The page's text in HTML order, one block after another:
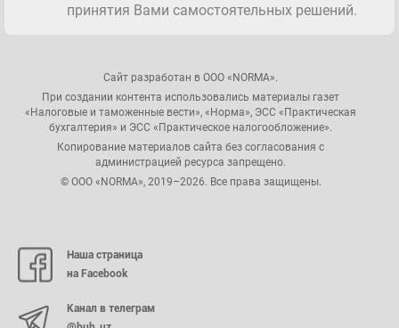
принятия Вами самостоятельных решений.
Сайт разработан в ООО «NORMA».
При создании контента использовались материалы газет
«Налоговые и таможенные вести», «Норма», ЭСС «Практическая
бухгалтерия» и ЭСС «Практическое налогообложение».
Копирование материалов сайта без согласования с
администрацией ресурса запрещено.
© ООО «NORMA», 2019–2026. Все права защищены.
Наша страница
на Facebook
Канал в телеграм